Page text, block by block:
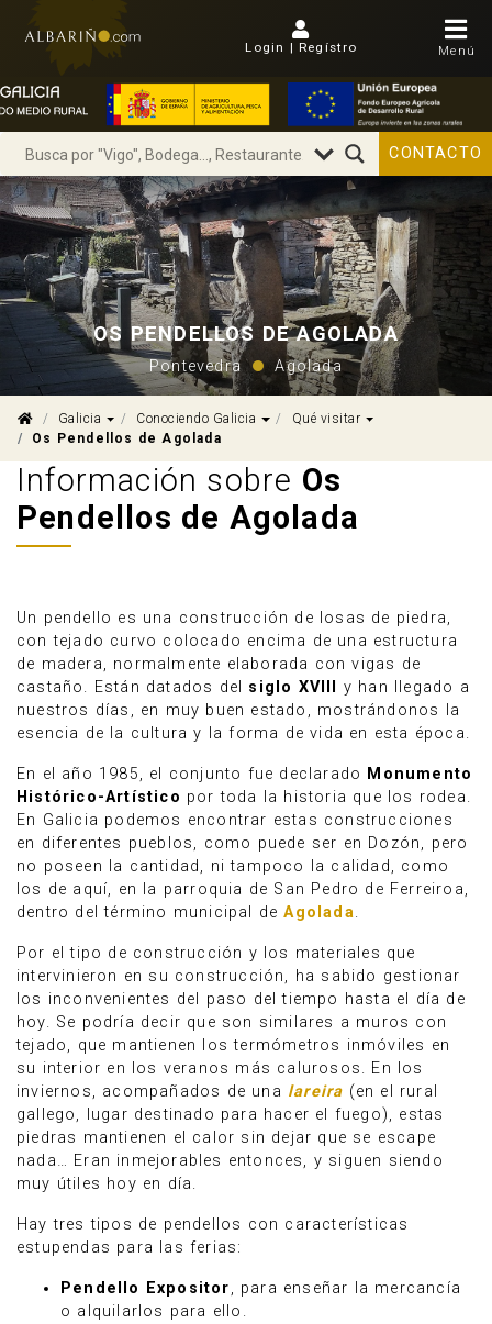
Login | Regístro Menú
Anúnciate
CONTACTO
OS PENDELLOS DE AGOLADA
Pontevedra Agolada
Galicia Dropdown
Conociendo Galicia Dropdown
Qué visitar Dropdown
Os Pendellos de Agolada
Información sobre Os
Pendellos de Agolada
Un pendello es una construcción de losas de piedra,
con tejado curvo colocado encima de una estructura
de madera, normalmente elaborada con vigas de
castaño. Están datados del siglo XVIII
y han llegado a
nuestros días, en muy buen estado, mostrándonos la
esencia de la cultura y la forma de vida en esta época.
En el año 1985, el conjunto fue declarado Monumento
Histórico-Artístico por toda la historia que los rodea.
En Galicia podemos encontrar estas construcciones
en diferentes pueblos, como puede ser en Dozón, pero
no poseen la cantidad, ni tampoco la calidad, como
los de aquí, en la parroquia de San Pedro de Ferreiroa,
dentro del término municipal deAgolada.
Por el tipo de construcción y los materiales que
intervinieron en su construcción, ha sabido gestionar
los inconvenientes del paso del tiempo hasta el día de
hoy. Se podría decir que son similares a muros con
tejado, que mantienen los termómetros inmóviles en
su interior en los veranos más calurosos. En los
inviernos, acompañados de una lareira (en el rural
gallego, lugar destinado para hacer el fuego), estas
piedras mantienen el calor sin dejar que se escape
nada… Eran inmejorables entonces, y siguen siendo
muy útiles hoy en día.
Hay tres tipos de pendellos con características
estupendas para las ferias:
Pendello Expositor, para enseñar la mercancía
o alquilarlos para ello.